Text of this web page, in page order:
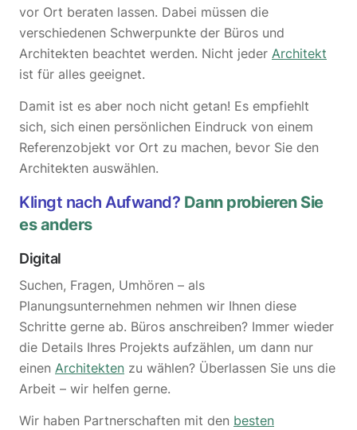
vor Ort beraten lassen. Dabei müssen die
verschiedenen Schwerpunkte der Büros und
Architekten beachtet werden. Nicht jeder Architekt
ist für alles geeignet.
Damit ist es aber noch nicht getan! Es empfiehlt
sich, sich einen persönlichen Eindruck von einem
Referenzobjekt vor Ort zu machen, bevor Sie den
Architekten auswählen.
Klingt nach Aufwand? Dann probieren Sie
es anders
Digital
Suchen, Fragen, Umhören – als
Planungsunternehmen nehmen wir Ihnen diese
Schritte gerne ab. Büros anschreiben? Immer wieder
die Details Ihres Projekts aufzählen, um dann nur
einen Architekten zu wählen? Überlassen Sie uns die
Arbeit – wir helfen gerne.
Wir haben Partnerschaften mit den besten